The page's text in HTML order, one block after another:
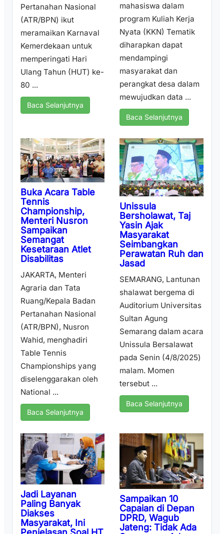
Pertanahan Nasional
(ATR/BPN) ikut
meramaikan Karnaval
Kemerdekaan untuk
memperingati Hari
Ulang Tahun (HUT) ke-
80 ...
Baca Selanjutnya
mahasiswa dalam
program Kuliah Kerja
Nyata (KKN) Tematik
diharapkan dapat
mendampingi
masyarakat dan
perangkat desa dalam
mewujudkan data ...
Baca Selanjutnya
Buka Acara Table
Tennis
Championship,
Menteri Nusron
Sampaikan
Semangat
Kesetaraan Atlet
Disabilitas
JAKARTA, Menteri
Agraria dan Tata
Ruang/Kepala Badan
Pertanahan Nasional
(ATR/BPN), Nusron
Wahid, menghadiri
Table Tennis
Championships yang
diselenggarakan oleh
National ...
Baca Selanjutnya
Unissula
Bersholawat, Taj
Yasin Ajak
Masyarakat
Seimbangkan
Perawatan Ruh dan
Jasad
SEMARANG, Lantunan
shalawat bergema di
Auditorium Universitas
Sultan Agung
Semarang dalam acara
Unissula Bersalawat
pada Senin (4/8/2025)
malam. Momen
tersebut ...
Baca Selanjutnya
Jadi Layanan
Paling Banyak
Diakses
Masyarakat, Ini
Sampaikan 10
Capaian di Depan
DPRD, Wagub
Jateng: Tidak Ada